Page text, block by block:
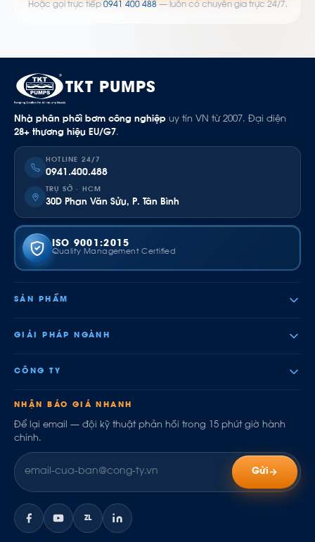
Hoặc gọi trực tiếp 0941 400 488— luôn có chuyên gia trực 24/7.
TKT PUMPS
Nhà phân phối bơm công nghiệp uy tín VN từ 2007. Đại diện
28+ thương hiệu EU/G7.
HOTLINE 24/7
0941.400.488
TRỤ SỞ · HCM
30D Phan Văn Sửu, P. Tân Bình
ISO 9001:2015
Quality Management Certified
SẢN PHẨM
GIẢI PHÁP NGÀNH
CÔNG TY
NHẬN BÁO GIÁ NHANH
Để lại email — đội kỹ thuật phản hồi trong 15 phút giờ hành
chính.
Gửi
ZL